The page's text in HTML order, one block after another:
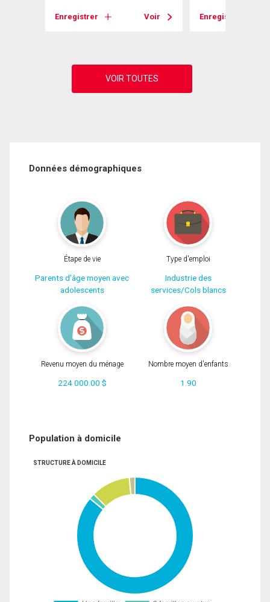
Enregistrer Voir Enregistrer
Données démographiques
Étape de vie
Parents d'âge moyen avec
adolescents
Type d'emploi
Industrie des
services/Cols blancs
Revenu moyen du ménage
224 000.00 $
Nombre moyen d'enfants
1.90
Population à domicile
STRUCTURE À DOMICILE